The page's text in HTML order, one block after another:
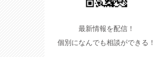
最新情報を配信！
個別になんでも相談ができる！